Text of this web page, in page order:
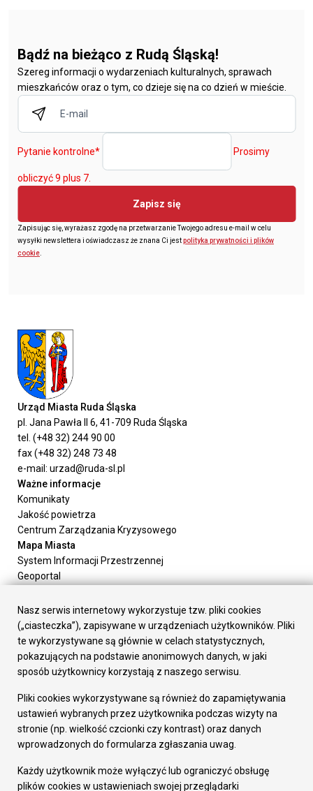
Bądź na bieżąco z Rudą Śląską!
Szereg informacji o wydarzeniach kulturalnych, sprawach
mieszkańców oraz o tym, co dzieje się na co dzień w mieście.
Pytanie kontrolne* Prosimy
obliczyć 9 plus 7.
Zapisz się
Zapisując się, wyrażasz zgodę na przetwarzanie Twojego adresu e-mail w celu
wysyłki newslettera i oświadczasz że znana Ci jestpolityka prywatności i plików
cookie
Urząd Miasta Ruda Śląska
pl. Jana Pawła II 6, 41-709 Ruda Śląska
tel. (+48 32) 244 90 00
fax (+48 32) 248 73 48
e-mail: urzad@ruda-sl.pl
Ważne informacje
Komunikaty
Jakość powietrza
Centrum Zarządzania Kryzysowego
Mapa Miasta
System Informacji Przestrzennej
Geoportal
Załatw sprawę
Prezydent Miasta
Rada Miasta
Wydziały
Elektroniczna Skrzynka Podawcza
Gospodarka
Fundusze europejskie
Środki krajowe
Oferty inwestycyjne
Pozostałe
Nasz serwis internetowy wykorzystuje tzw. pliki cookies
(„ciasteczka”), zapisywane w urządzeniach użytkowników. Pliki
te wykorzystywane są głównie w celach statystycznych,
pokazujących na podstawie anonimowych danych, w jaki
sposób użytkownicy korzystają z naszego serwisu.
Pliki cookies wykorzystywane są również do zapamiętywania
ustawień wybranych przez użytkownika podczas wizyty na
stronie (np. wielkość czcionki czy kontrast) oraz danych
wprowadzonych do formularza zgłaszania uwag.
Każdy użytkownik może wyłączyć lub ograniczyć obsługę
plików cookies w ustawieniach swojej przeglądarki